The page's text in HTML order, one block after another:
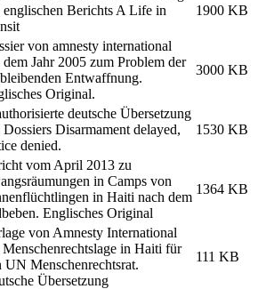
englischen Berichts A Life in
1900 KB
von amnesty international
dem Jahr 2005 zum Problem der
Entwaffnung.
Original.
3000 KB
deutsche Übersetzung
Dossiers Disarmament delayed,
denied.
1530 KB
vom April 2013 zu
in Camps von
in Haiti nach dem
Englisches Original
1364 KB
von Amnesty International
in Haiti für
UN Menschenrechtsrat.
Übersetzung
111 KB